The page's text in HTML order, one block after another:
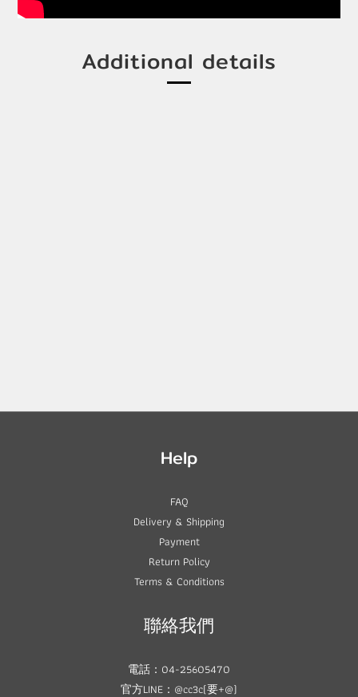
Additional details
Help
FAQ
Delivery & Shipping
Payment
Return Policy
Terms & Conditions
聯絡我們
電話：04-25605470
官方LINE：@cc3c(要+@)